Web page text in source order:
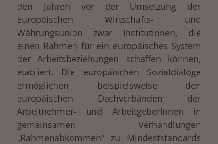
den Jahren vor der Umsetzung der
Europäischen Wirtschafts- und
Währungsunion zwar Institutionen, die
einen Rahmen für ein europäisches System
der Arbeitsbeziehungen schaffen können,
etabliert. Die europäischen Sozialdialoge
ermöglichen beispielsweise den
europäischen Dachverbänden der
Arbeitnehmer- und ArbeitgeberInnen in
gemeinsamen Verhandlungen
„Rahmenabkommen“ zu Mindeststandards